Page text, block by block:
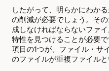
したがって、明らかにわか
の削減が必要でしょう。そ
成しなければならないファ
特性を見つけることが必要
項目の1つが、ファイル・サ
のファイルが重複ファイル